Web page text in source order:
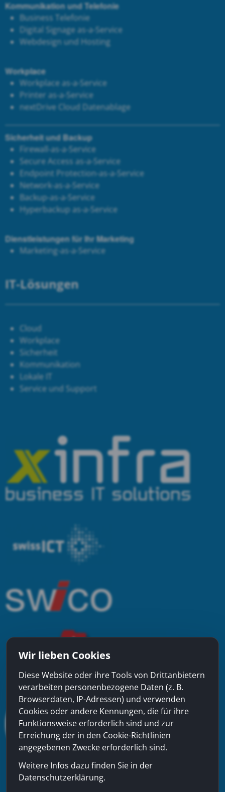
Kommunikation und Telefonie
Business Telefonie
Digital Signage as-a-Service
Webdesign und Hosting
Workplace
Workplace as-a-Service
Printer as-a-Service
nextDrive Cloud Datenablage
Sicherheit und Backup
Firewall-as-a-Service
Secure Access as-a-Service
Endpoint Protection-as-a-Service
Network-as-a-Service
Backup-as-a-Service
Hyperbackup as-a-Service
Dienstleistungen für Ihr Marketing
Marketing-as-a-Service
IT-Lösungen
Cloud
Workplace
Sicherheit
Kommunikation
Lokale IT
Service und Support
Wir lieben Cookies
Diese Website oder ihre Tools von Drittanbietern
verarbeiten personenbezogene Daten (z. B.
Browserdaten, IP-Adressen) und verwenden
Cookies oder andere Kennungen, die für ihre
Funktionsweise erforderlich sind und zur
Erreichung der in den Cookie-Richtlinien
angegebenen Zwecke erforderlich sind.
Weitere Infos dazu finden Sie in der
Datenschutzerklärung.